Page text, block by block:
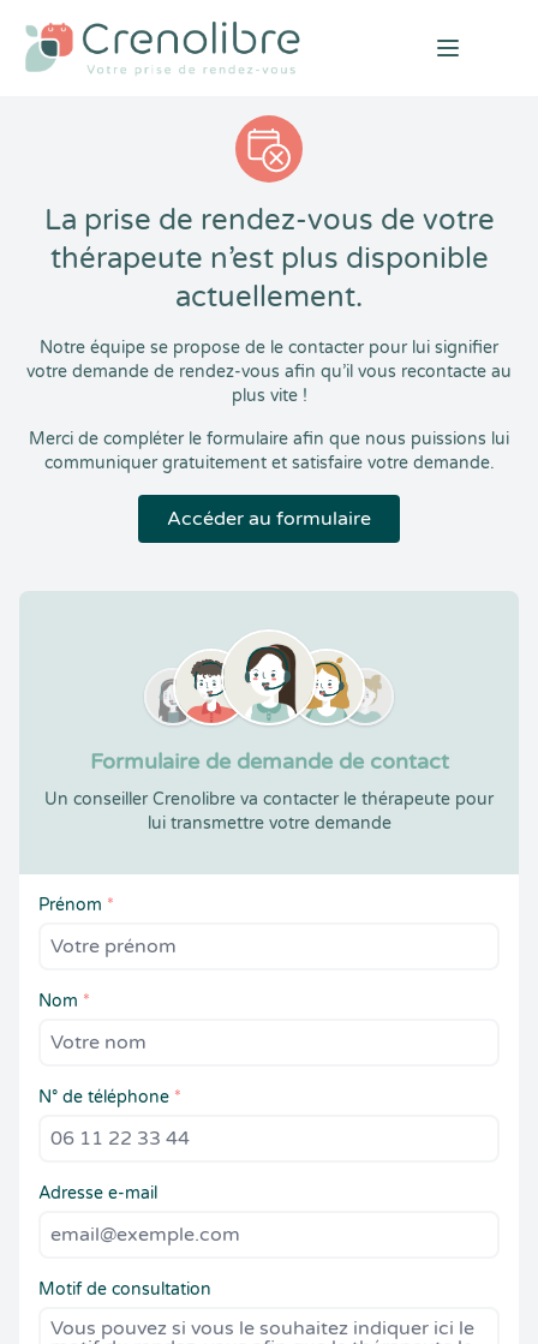
Open
La prise de rendez-vous de votre
thérapeute n’est plus disponible
actuellement.
Notre équipe se propose de le contacter pour lui signifier
votre demande de rendez-vous afin qu’il vous recontacte au
plus vite !
Merci de compléter le formulaire afin que nous puissions lui
communiquer gratuitement et satisfaire votre demande.
Accéder au formulaire
Formulaire de demande de contact
Un conseiller Crenolibre va contacter le thérapeute pour
lui transmettre votre demande
Prénom *
Nom *
N° de téléphone *
Adresse e-mail
Motif de consultation